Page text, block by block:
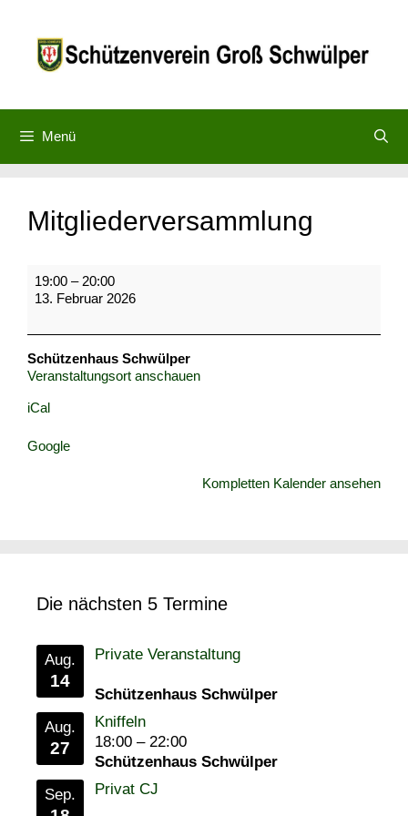
springen
Menü
Mitgliederversammlung
Mitgliederversammlung
19:00 – 20:00
13. Februar 2026
Schützenhaus Schwülper
Veranstaltungsort anschauen
iCal
Google
Kompletten Kalender ansehen
Die nächsten 5 Termine
Aug.
14
Private Veranstaltung
Schützenhaus Schwülper
Aug.
27
Kniffeln
18:00 – 22:00
Schützenhaus Schwülper
Sep.
Privat CJ